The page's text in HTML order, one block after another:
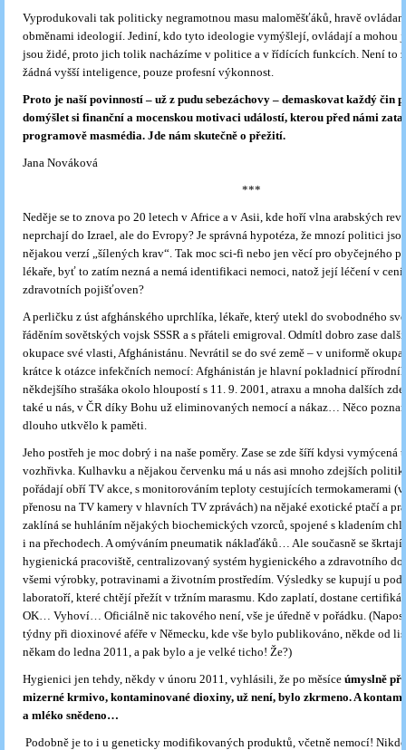
Vyprodukovali tak politicky negramotnou masu maloměšťáků, hravě
obměnami ideologií. Jediní, kdo tyto ideologie vymýšlejí, ovládají a mohou
jsou židé, proto jich tolik nacházíme v politice a v řídících funkcích. Není to
žádná vyšší inteligence, pouze profesní výkonnost.
Proto je naší povinností – už z pudu sebezáchovy – demaskovat každý čin
domýšlet si finanční a mocenskou motivaci událostí, kterou před námi
programově masmédia. Jde nám skutečně o přežití.
Jana Nováková
***
Neděje se to znova po 20 letech v Africe a v Asii, kde hoří vlna arabských
neprchají do Izrael, ale do Evropy? Je správná hypotéza, že mnozí politici
nějakou verzí „šílených krav“. Tak moc sci-fi nebo jen věcí pro obyčejného
lékaře, byť to zatím nezná a nemá identifikaci nemoci, natož její léčení v
zdravotních pojišťoven?
A perličku z úst afghánského uprchlíka, lékaře, který utekl do svobodného
řáděním sovětských vojsk SSSR a s přáteli emigroval. Odmítl dobro zase
okupace své vlasti, Afghánistánu. Nevrátil se do své země – v uniformě
krátce k otázce infekčních nemocí: Afghánistán je hlavní pokladnicí
někdejšího strašáka okolo hloupostí s 11. 9. 2001, atraxu a mnoha dalších
také u nás, v ČR díky Bohu už eliminovaných nemocí a nákaz… Něco
dlouho utkvělo k paměti.
Jeho postřeh je moc dobrý i na naše poměry. Zase se zde šíří kdysi vymýcená
vozhřivka. Kulhavku a nějakou červenku má u nás asi mnoho zdejších
pořádají obří TV akce, s monitorováním teploty cestujících termokamerami
přenosu na TV kamery v hlavních TV zprávách) na nějaké exotické ptačí a
zaklíná se huhláním nějakých biochemických vzorců, spojené s kladením
i na přechodech. A omýváním pneumatik náklaďáků… Ale současně se škrtají
hygienická pracoviště, centralizovaný systém hygienického a zdravotního
všemi výrobky, potravinami a životním prostředím. Výsledky se kupují u
laboratoří, které chtějí přežít v tržním marasmu. Kdo zaplatí, dostane
OK… Vyhoví… Oficiálně nic takového není, vše je úředně v pořádku.
týdny při dioxinové aféře v Německu, kde vše bylo publikováno, někde od
někam do ledna 2011, a pak bylo a je velké ticho! Že?)
Hygienici jen tehdy, někdy v únoru 2011, vyhlásili, že po měsíce úmyslně
mizerné krmivo, kontaminované dioxiny, už není, bylo zkrmeno. A
a mléko snědeno…
Podobně je to i u geneticky modifikovaných produktů, včetně nemocí!